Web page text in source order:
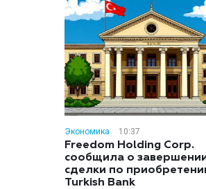
Экономика 10:37
Freedom Holding Corp.
сообщила о
сделки по
Turkish Bank